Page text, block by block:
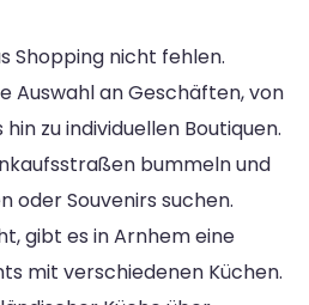
Shopping nicht fehlen.
Auswahl an Geschäften, von
zu individuellen Boutiquen.
bummeln und
oder Souvenirs suchen.
gibt es in Arnhem eine
mit verschiedenen Küchen.